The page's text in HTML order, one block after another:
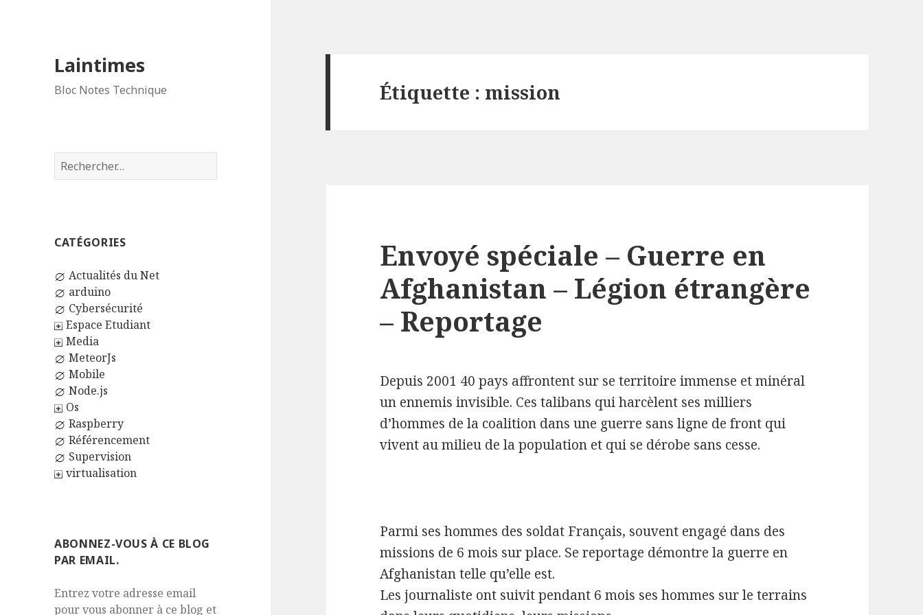
Laintimes
Bloc Notes Technique
Rechercher :
CATÉGORIES
Actualités du Net
arduino
Cybersécurité
Espace Etudiant
Media
MeteorJs
Mobile
Node.js
Os
Raspberry
Référencement
Supervision
virtualisation
ABONNEZ-VOUS À CE BLOG
PAR EMAIL.
Entrez votre adresse email
pour vous abonner à ce blog et
Étiquette : mission
Envoyé spéciale – Guerre en
Afghanistan – Légion étrangère
– Reportage
Depuis 2001 40 pays affrontent sur se territoire immense et minéral
un ennemis invisible. Ces talibans qui harcèlent ses milliers
d’hommes de la coalition dans une guerre sans ligne de front qui
vivent au milieu de la population et qui se dérobe sans cesse.
Parmi ses hommes des soldat Français, souvent engagé dans des
missions de 6 mois sur place. Se reportage démontre la guerre en
Afghanistan telle qu’elle est.
Les journaliste ont suivit pendant 6 mois ses hommes sur le terrains